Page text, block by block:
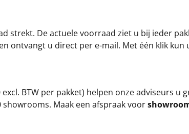
strekt. De actuele voorraad ziet u bij ieder
ontvangt u direct per e-mail. Met één klik
BTW per pakket) helpen onze adviseurs
Maak een afspraak voor